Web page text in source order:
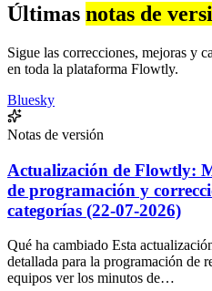
Últimas notas de
Sigue las correcciones, mejoras y
en toda la plataforma Flowtly.
Bluesky
Notas de versión
Actualización de Flowtly:
de programación y
categorías (22-07-2026)
Qué ha cambiado Esta
detallada para la programación de
equipos ver los minutos de…